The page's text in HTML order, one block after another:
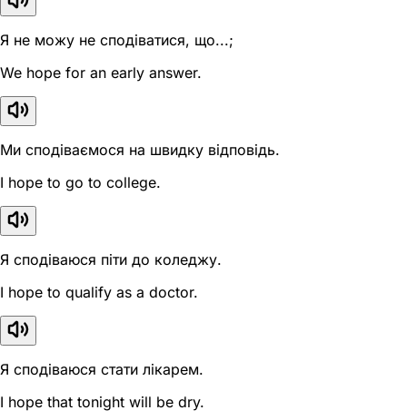
Я не можу не сподіватися, що...;
We hope for an early answer.
Ми сподіваємося на швидку відповідь.
I hope to go to college.
Я сподіваюся піти до коледжу.
I hope to qualify as a doctor.
Я сподіваюся стати лікарем.
I hope that tonight will be dry.